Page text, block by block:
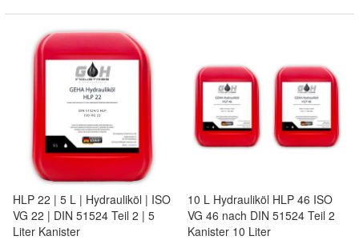
HLP 22 | 5 L | Hydrauliköl | ISO
VG 22 | DIN 51524 Teil 2 | 5
Liter Kanister
10 L Hydrauliköl HLP 46 ISO
VG 46 nach DIN 51524 Teil 2
Kanister 10 Liter